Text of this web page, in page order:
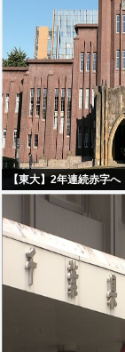
【東大】2年連続赤字